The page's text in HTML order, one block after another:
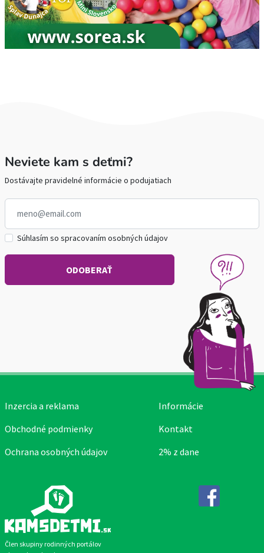
Neviete kam s deťmi?
Dostávajte pravidelné informácie o podujatiach
Súhlasím so spracovaním osobných údajov
Člen skupiny rodinných portálov
Inzercia a reklama
Obchodné podmienky
Ochrana osobných údajov
Informácie
Kontakt
2% z dane